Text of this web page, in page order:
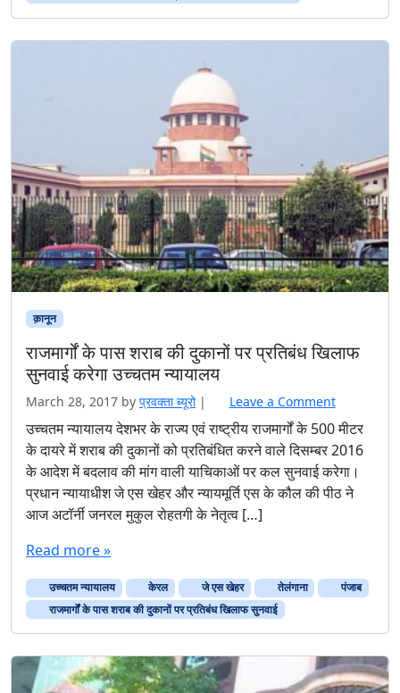
क़ानून
राजमार्गों के पास शराब की दुकानों पर प्रतिबंध खिलाफ
सुनवाई करेगा उच्चतम न्यायालय
March 28, 2017 by प्रवक्‍ता ब्यूरो | Leave a Comment
उच्चतम न्यायालय देशभर के राज्य एवं राष्ट्रीय राजमार्गों के 500 मीटर
के दायरे में शराब की दुकानों को प्रतिबंधित करने वाले दिसम्बर 2016
के आदेश में बदलाव की मांग वाली याचिकाओं पर कल सुनवाई करेगा।
प्रधान न्यायाधीश जे एस खेहर और न्यायमूर्ति एस के कौल की पीठ ने
आज अटॉर्नी जनरल मुकुल रोहतगी के नेतृत्व […]
Read more »
उच्चतम न्यायालय केरल जे एस खेहर तेलंगाना
पंजाब
राजमार्गों के पास शराब की दुकानों पर प्रतिबंध खिलाफ सुनवाई